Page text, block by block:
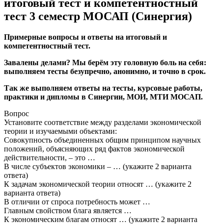
итоговый тест и компетентностный
тест 3 семестр МОСАП (Синергия)
Примерные вопросы и ответы на итоговый и
компетентностный тест.
Завалены делами? Мы берём эту головную боль на себя:
выполняем тесты безупречно, анонимно, и точно в срок.
Так же выполняем ответы на тесты, курсовые работы,
практики и дипломы в Синергии, МОИ, МТИ МОСАП.
Вопрос
Установите соответствие между разделами экономической
теории и изучаемыми объектами:
Совокупность объединенных общим принципом научных
положений, объясняющих ряд фактов экономической
действительности, – это …
В числе субъектов экономики – … (укажите 2 варианта
ответа)
К задачам экономической теории относят … (укажите 2
варианта ответа)
В отличии от спроса потребность может …
Главным свойством блага является …
К экономическим благам относят … (укажите 2 варианта